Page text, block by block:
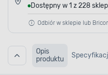
Dostępny w 1 z 228
Odbiór w sklepie lub
Opis
produktu